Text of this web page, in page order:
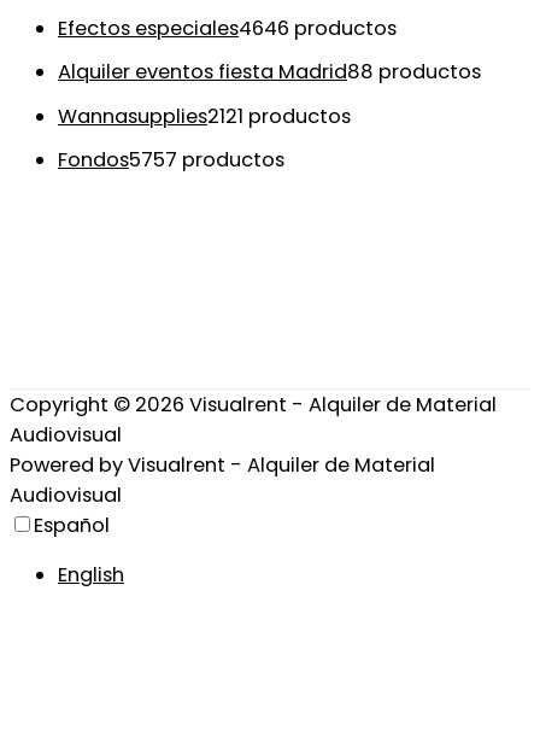
Efectos especiales4646 productos
Alquiler eventos fiesta Madrid88 productos
Wannasupplies2121 productos
Fondos5757 productos
Copyright © 2026 Visualrent - Alquiler de Material
Audiovisual
Powered byVisualrent - Alquiler de Material
Audiovisual
Español
English